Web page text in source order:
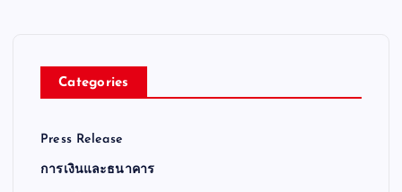
Categories
Press Release
การเงินและธนาคาร